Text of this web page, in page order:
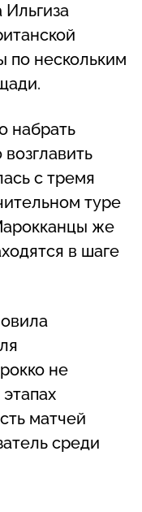
по нескольким
набрать
с тремя
туре
же
в шаге
не
матчей
среди